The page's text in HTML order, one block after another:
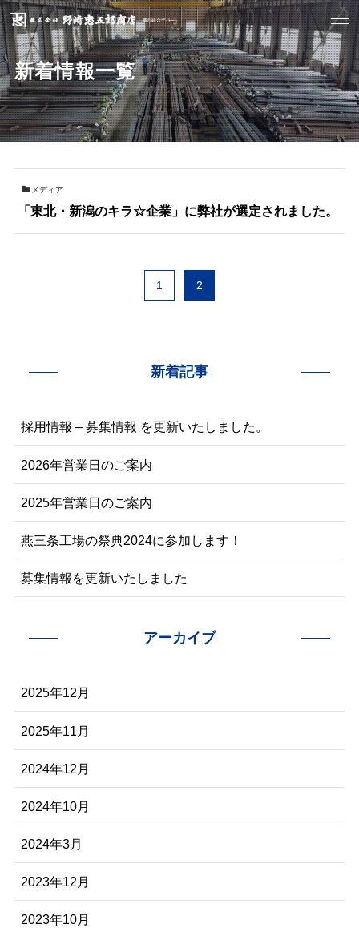
新着情報一覧
メディア
「東北・新潟のキラ☆企業」に弊社が選定されました。
1 2
新着記事
採用情報 – 募集情報 を更新いたしました。
2026年営業日のご案内
2025年営業日のご案内
燕三条工場の祭典2024に参加します！
募集情報を更新いたしました
アーカイブ
2025年12月
2025年11月
2024年12月
2024年10月
2024年3月
2023年12月
2023年10月